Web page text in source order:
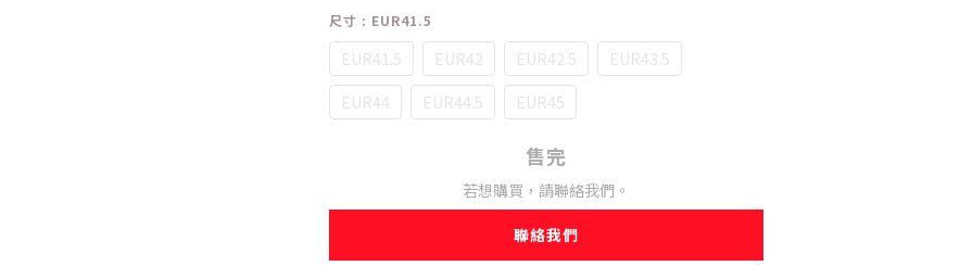
尺寸 : EUR41.5
EUR41.5 EUR42 EUR42.5
EUR43.5
EUR44
EUR44.5 EUR45
售完
若想購買，請聯絡我們。
聯絡我們